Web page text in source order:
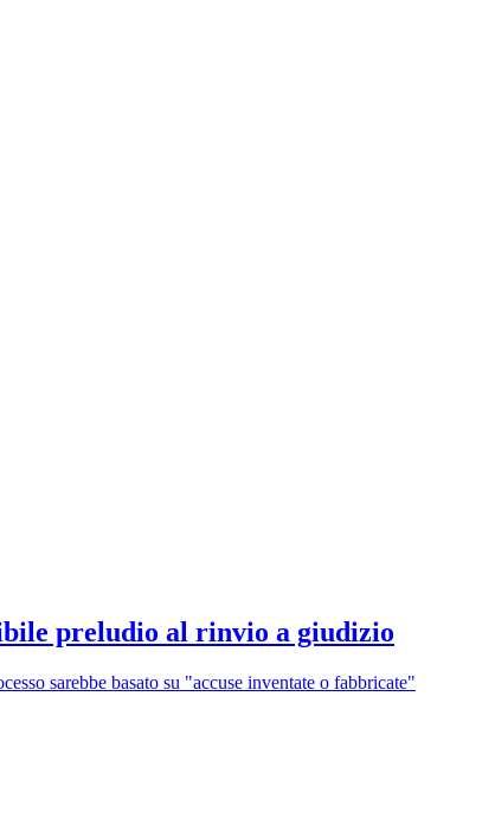
preludio al rinvio a giudizio
sarebbe basato su "accuse inventate o fabbricate"